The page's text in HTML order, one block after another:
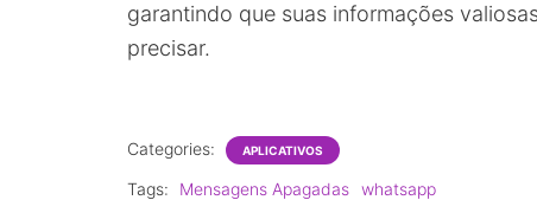
garantindo que suas informações
precisar.
Categories: APLICATIVOS
Tags: Mensagens Apagadas whatsapp